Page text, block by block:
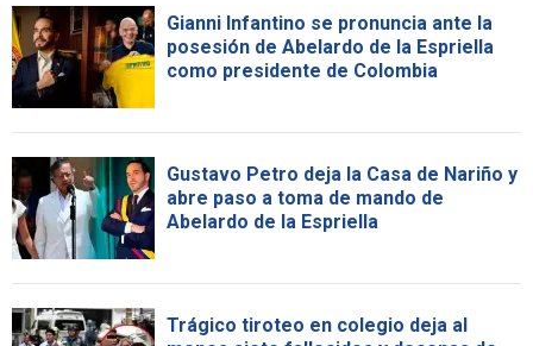
Gianni Infantino se pronuncia ante la
posesión de Abelardo de la Espriella
como presidente de Colombia
Gustavo Petro deja la Casa de Nariño y
abre paso a toma de mando de
Abelardo de la Espriella
Trágico tiroteo en colegio deja al